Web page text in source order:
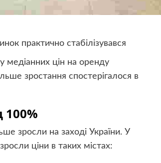
практично стабілізувався
медіанних цін на оренду
зростання спостерігалося в
100%
зросли на заході України. У
ціни в таких містах: